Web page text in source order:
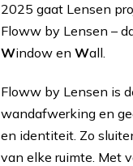
2025 gaat Lensen
Floww by Lensen –
Window en Wall.
Floww by Lensen is
wandafwerking en
en identiteit. Zo
van elke ruimte. Met